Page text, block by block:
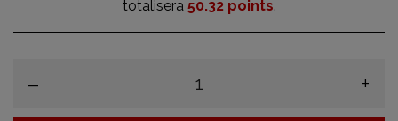
totalisera 50.32 points.
– +